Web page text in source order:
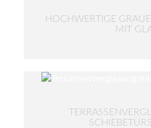
HOCHWERTIGE
MIT